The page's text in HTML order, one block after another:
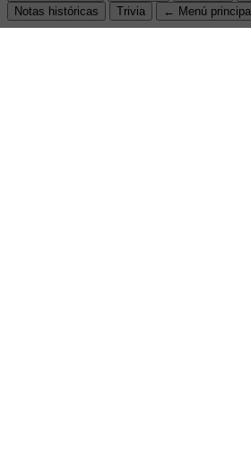
Notas históricas
Trivia ← Menú principal